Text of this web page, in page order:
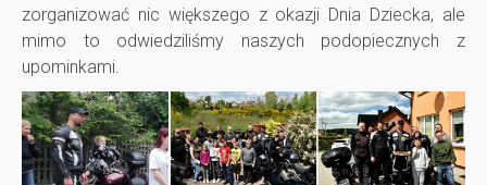
D
z
i
zorganizować nic większego z okazji Dnia Dziecka, ale
mimo to odwiedziliśmy naszych podopiecznych z
upominkami.